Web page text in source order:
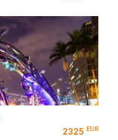
2325 EUR